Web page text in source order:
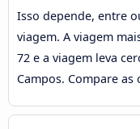
Isso depende, entre
viagem. A viagem
72 e a viagem leva
Campos. Compare